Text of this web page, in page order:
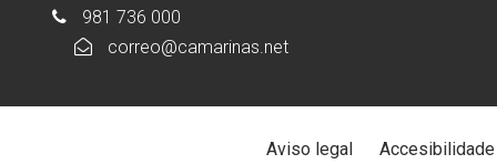
981 736 000
correo@camarinas.net
Aviso legal Accesibilidade